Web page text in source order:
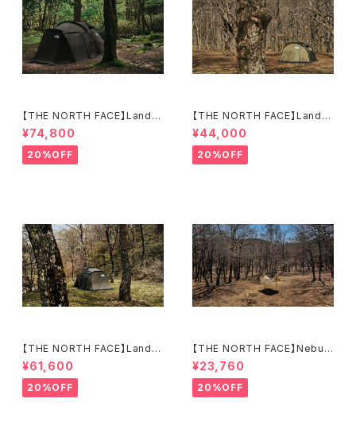
【THE NORTH FACE】Lander
6
¥74,800
20%OFF
【THE NORTH FACE】Lander
2
¥44,000
20%OFF
【THE NORTH FACE】Lander
4
¥61,600
20%OFF
【THE NORTH FACE】Nebula
Tarp 2
¥23,760
20%OFF